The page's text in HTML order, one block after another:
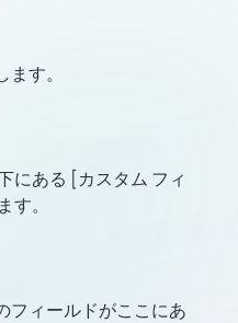
す。
にある [カスタム フィ
。
フィールドがここにあ